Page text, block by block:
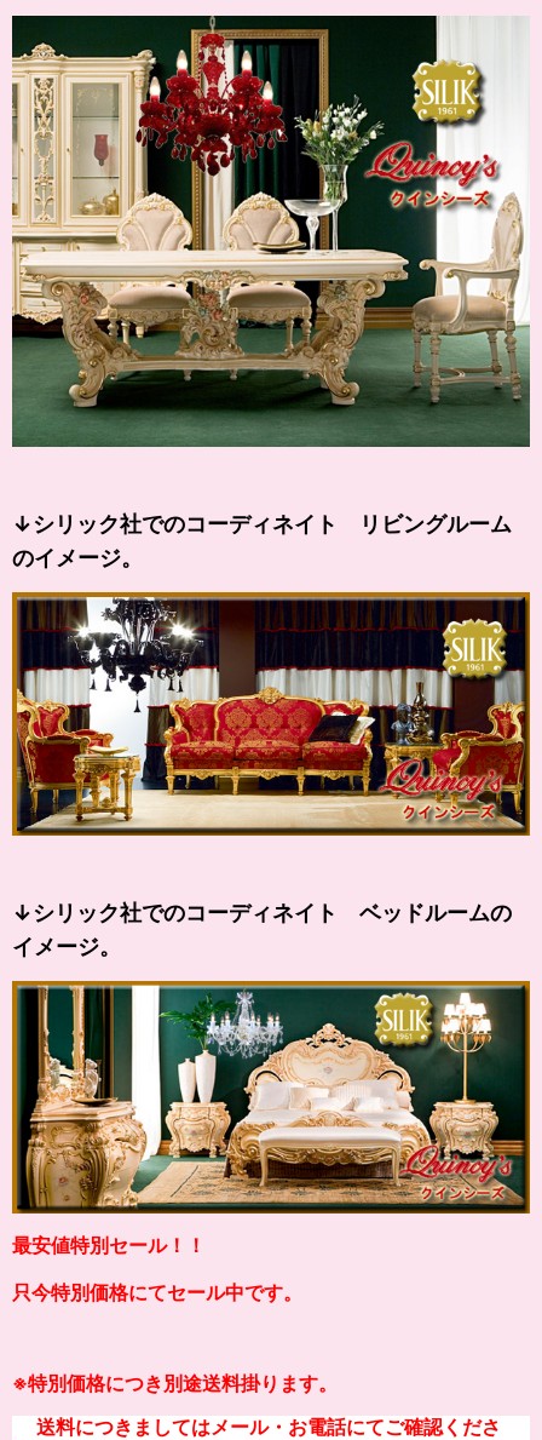
↓シリック社でのコーディネイト リビングルーム
のイメージ。
↓シリック社でのコーディネイト ベッドルームの
イメージ。
最安値特別セール！！
只今特別価格にてセール中です。
※特別価格につき別途送料掛り ます。
送料につきましてはメール・お電話にてご確認くださ